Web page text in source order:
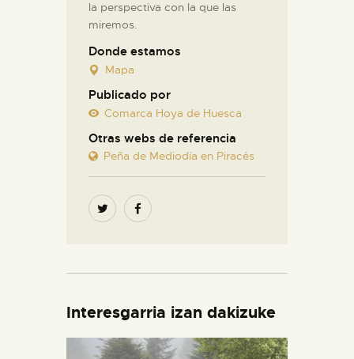
la perspectiva con la que las
miremos.
Donde estamos
Mapa
Publicado por
Comarca Hoya de Huesca
Otras webs de referencia
Peña de Mediodía en Piracés
Interesgarria izan dakizuke